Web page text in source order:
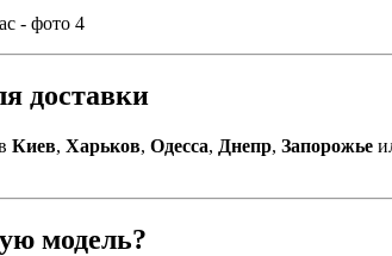
доставки
Киев, Харьков, Одесса, Днепр, Запорожье
модель?